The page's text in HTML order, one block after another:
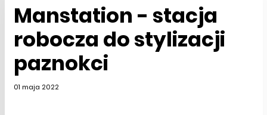
Manstation - stacja
robocza do stylizacji
paznokci
01 maja 2022